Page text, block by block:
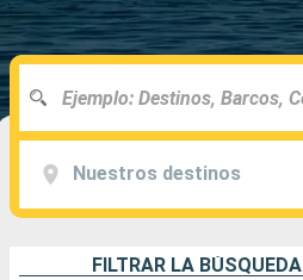
Nuestros destinos
FILTRAR LA BÚSQUEDA